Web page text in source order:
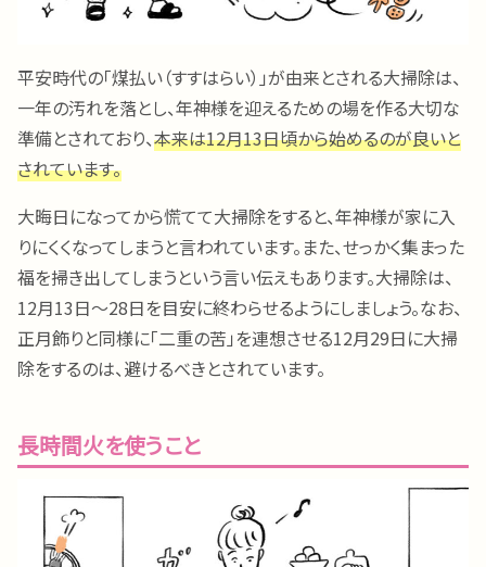
平安時代の「煤払い（すすはらい）」が由来とされる大掃除は、
一年の汚れを落とし、年神様を迎えるための場を作る大切な
準備とされており、本来は12月13日頃から始めるのが良いと
されています。
大晦日になってから慌てて大掃除をすると、年神様が家に入
りにくくなってしまうと言われています。また、せっかく集まった
福を掃き出してしまうという言い伝えもあります。大掃除は、
12月13日〜28日を目安に終わらせるようにしましょう。なお、
正月飾りと同様に「二重の苦」を連想させる12月29日に大掃
除をするのは、避けるべきとされています。
長時間火を使うこと